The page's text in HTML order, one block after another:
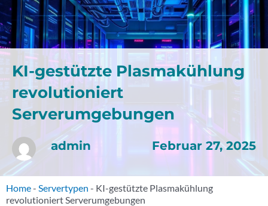
KI-gestützte Plasmakühlung
revolutioniert
Serverumgebungen
admin Februar 27, 2025
Home- Servertypen - KI-gestützte Plasmakühlung
revolutioniert Serverumgebungen